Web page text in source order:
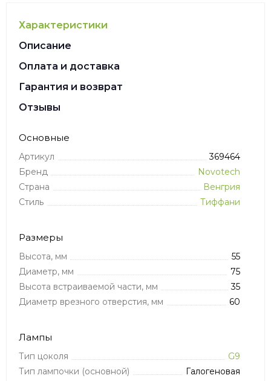
Характеристики
Описание
Оплата и доставка
Гарантия и возврат
Отзывы
Основные
Артикул
369464
Бренд
Novotech
Страна
Венгрия
Стиль
Тиффани
Размеры
Высота, мм
55
Диаметр, мм
75
Высота встраиваемой части, мм
35
Диаметр врезного отверстия, мм
60
Лампы
Тип цоколя
G9
Тип лампочки (основной)
Галогеновая